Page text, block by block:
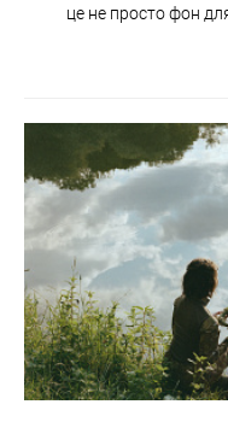
це не просто фон